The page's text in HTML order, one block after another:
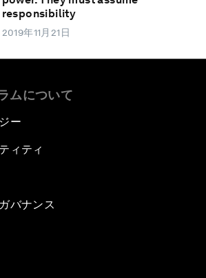
responsibility
2019年11月21日
ムについて
ー
ィティ
バナンス